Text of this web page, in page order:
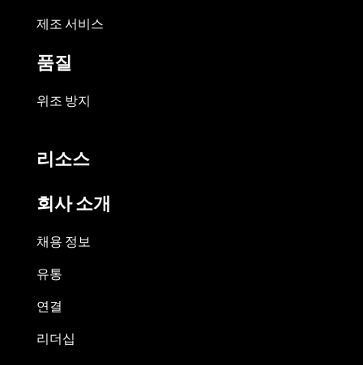
제조 서비스
품질
위조 방지
리소스
회사 소개
채용 정보
유통
연결
리더십